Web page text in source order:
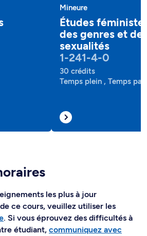
Mineure
Études
des genres et
sexualités
1-241-4-0
30 crédits
Temps plein , Temps
les plus à jour
ce cours, veuillez utiliser les
. Si vous éprouvez des difficultés à
étudiant, communiquez avec